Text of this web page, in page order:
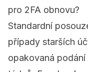
pro 2FA obnovu?
Standardní
případy starších
opakovaná